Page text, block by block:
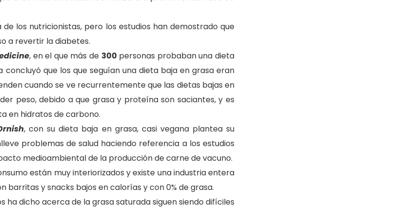
los nutricionistas, pero los estudios han demostrado que
a revertir la diabetes.
, en el que más de 300 personas probaban una dieta
que los que seguían una dieta baja en grasa eran
cuando se ve recurrentemente que las dietas bajas en
peso, debido a que grasa y proteína son saciantes, y es
en hidratos de carbono.
, con su dieta baja en grasa, casi vegana plantea su
problemas de salud haciendo referencia a los estudios
medioambiental de la producción de carne de vacuno.
están muy interiorizados y existe una industria entera
y snacks bajos en calorías y con 0% de grasa.
ha dicho acerca de la grasa saturada siguen siendo difíciles